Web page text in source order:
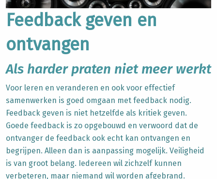
Feedback geven en
ontvangen
Als harder praten niet meer werkt
Voor leren en veranderen en ook voor effectief
samenwerken is goed omgaan met feedback nodig.
Feedback geven is niet hetzelfde als kritiek geven.
Goede feedback is zo opgebouwd en verwoord dat de
ontvanger de feedback ook echt kan ontvangen en
begrijpen. Alleen dan is aanpassing mogelijk. Veiligheid
is van groot belang. Iedereen wil zichzelf kunnen
verbeteren, maar niemand wil worden afgebrand.